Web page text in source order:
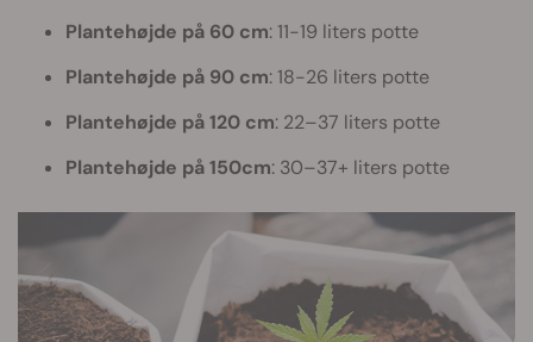
Plantehøjde på 60 cm: 11-19 liters potte
Plantehøjde på 90 cm: 18-26 liters potte
Plantehøjde på 120 cm: 22–37 liters potte
Plantehøjde på 150cm: 30–37+ liters potte